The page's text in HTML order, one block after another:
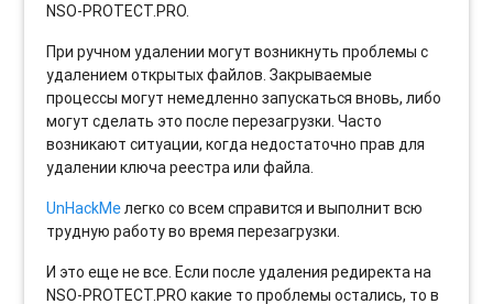
NSO-PROTECT.PRO.
При ручном удалении могут возникнуть проблемы с
удалением открытых файлов. Закрываемые
процессы могут немедленно запускаться вновь, либо
могут сделать это после перезагрузки. Часто
возникают ситуации, когда недостаточно прав для
удалении ключа реестра или файла.
UnHackMeлегко со всем справится и выполнит всю
трудную работу во время перезагрузки.
И это еще не все. Если после удаления редиректа на
NSO-PROTECT.PRO какие то проблемы остались, то в